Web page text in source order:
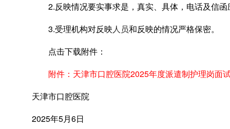
2.反映情况要实事求是，真实、具体，电话及信函
3.受理机构对反映人员和反映的情况严格保密。
点击下载附件：
附件：天津市口腔医院2025年度派遣制护理岗面
天津市口腔医院
2025年5月6日